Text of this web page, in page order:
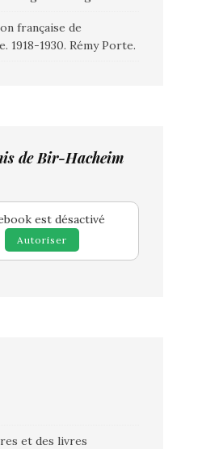
française de
1918-1930. Rémy Porte.
de Bir-Hacheim
est désactivé
Autoriser
et des livres